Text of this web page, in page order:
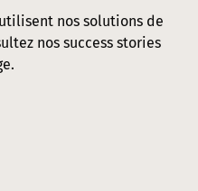
nos solutions de
nos success stories